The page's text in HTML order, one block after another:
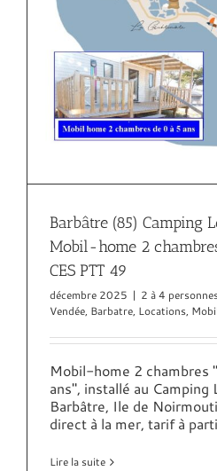
Barbâtre (85) Camping
Mobil-home 2
CES PTT 49
décembre 2025 | 2 à 4
Vendée, Barbatre, Locations,
Mobil-home 2 chambres
ans", installé au
Barbâtre, Ile de
direct à la mer, tarif à
Lire la suite